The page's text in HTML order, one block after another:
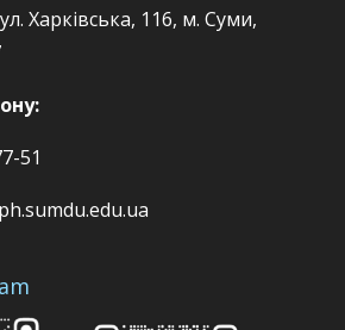
Харківська, 116, м. Суми,
51